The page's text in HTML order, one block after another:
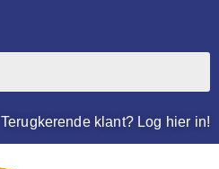
Terugkerende klant? Log hier in!